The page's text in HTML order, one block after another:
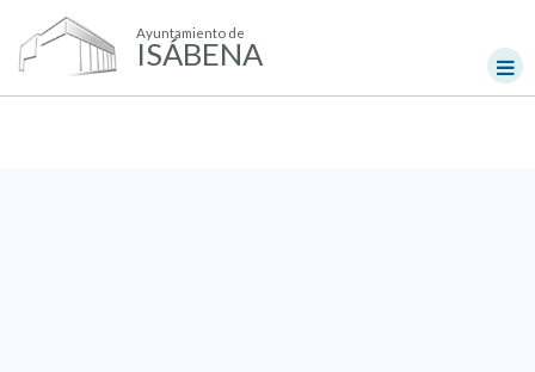
Ayuntamiento de
ISÁBENA